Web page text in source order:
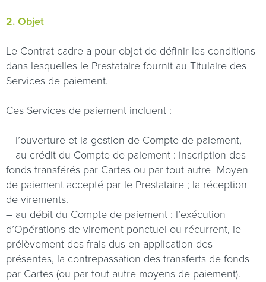
2. Objet
Le Contrat-cadre a pour objet de définir les conditions
dans lesquelles le Prestataire fournit au Titulaire des
Services de paiement.
Ces Services de paiement incluent :
– l’ouverture et la gestion de Compte de paiement,
– au crédit du Compte de paiement : inscription des
fonds transférés par Cartes ou par tout autre Moyen
de paiement accepté par le Prestataire ; la réception
de virements.
– au débit du Compte de paiement : l’exécution
d’Opérations de virement ponctuel ou récurrent, le
prélèvement des frais dus en application des
présentes, la contrepassation des transferts de fonds
par Cartes (ou par tout autre moyens de paiement).